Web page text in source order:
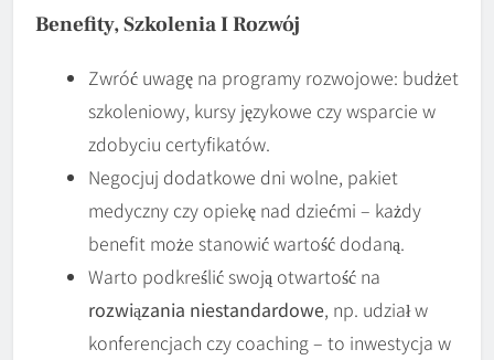
Benefity, Szkolenia I Rozwój
Zwróć uwagę na programy rozwojowe: budżet
szkoleniowy, kursy językowe czy wsparcie w
zdobyciu certyfikatów.
Negocjuj dodatkowe dni wolne, pakiet
medyczny czy opiekę nad dziećmi – każdy
benefit może stanowić wartość dodaną.
Warto podkreślić swoją otwartość na
rozwiązania niestandardowe, np. udział w
konferencjach czy coaching – to inwestycja w